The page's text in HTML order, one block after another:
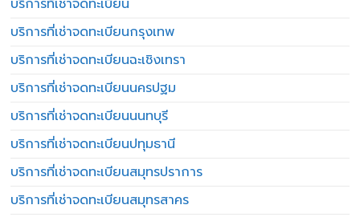
บริการที่เช่าจดทะเบียนกรุงเทพ
บริการที่เช่าจดทะเบียนฉะเชิงเทรา
บริการที่เช่าจดทะเบียนนครปฐม
บริการที่เช่าจดทะเบียนนนทบุรี
บริการที่เช่าจดทะเบียนปทุมธานี
บริการที่เช่าจดทะเบียนสมุทรปราการ
บริการที่เช่าจดทะเบียนสมุทรสาคร